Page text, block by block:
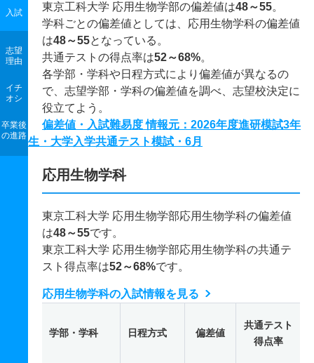
入試
志望
理由
イチ
オシ
卒業後
の進路
東京工科大学 応用生物学部の偏差値は48～55。
学科ごとの偏差値としては、応用生物学科の偏差値
は48～55となっている。
共通テストの得点率は52～68%。
各学部・学科や日程方式により偏差値が異なるの
で、志望学部・学科の偏差値を調べ、志望校決定に
役立てよう。
偏差値・入試難易度 情報元：2026年度進研模試3年
生・大学入学共通テスト模試・6月
応用生物学科
東京工科大学 応用生物学部応用生物学科の偏差値
は48～55です。
東京工科大学 応用生物学部応用生物学科の共通テ
スト得点率は52～68%です。
応用生物学科の入試情報を見る
学部・学科 日程方式 偏差値
共通テスト
得点率